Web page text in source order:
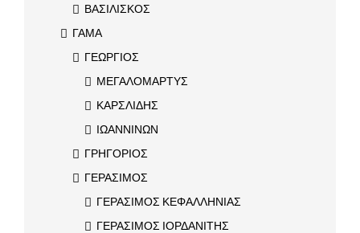
ΒΑΣΙΛΙΣΚΟΣ
ΓΑΜΑ
ΓΕΩΡΓΙΟΣ
ΜΕΓΑΛΟΜΑΡΤΥΣ
ΚΑΡΣΛΙΔΗΣ
ΙΩΑΝΝΙΝΩΝ
ΓΡΗΓΟΡΙΟΣ
ΓΕΡΑΣΙΜΟΣ
ΓΕΡΑΣΙΜΟΣ ΚΕΦΑΛΛΗΝΙΑΣ
ΓΕΡΑΣΙΜΟΣ ΙΟΡΔΑΝΙΤΗΣ